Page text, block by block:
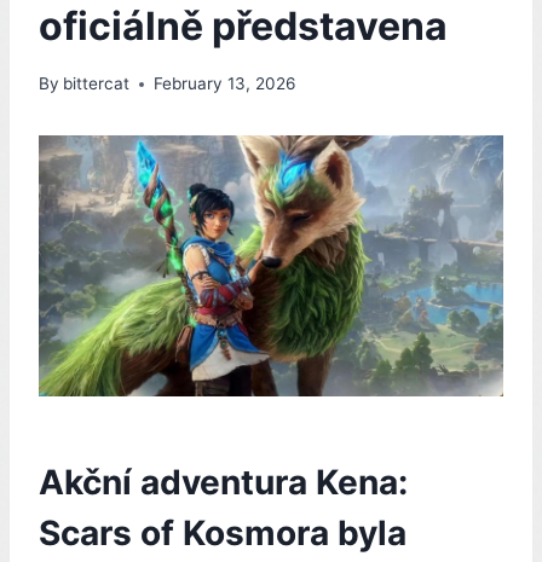
oficiálně představena
By bittercat February 13, 2026
Akční adventura Kena:
Scars of Kosmora byla